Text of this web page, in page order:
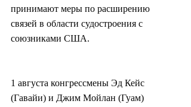
принимают меры по расширению
связей в области судостроения с
союзниками США.
1 августа конгрессмены Эд Кейс
(Гавайи) и Джим Мойлан (Гуам)